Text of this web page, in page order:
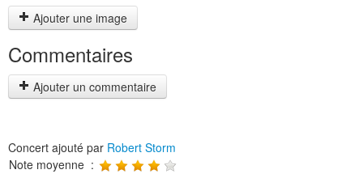
Ajouter une image
Commentaires
Ajouter un commentaire
Concert ajouté par Robert Storm
Note moyenne :